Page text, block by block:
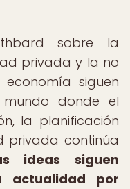
sobre la
privada y la no
siguen
donde el
la planificación
privada continúa
ideas siguen
actualidad por